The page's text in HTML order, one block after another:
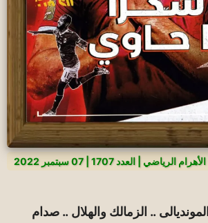
الأهرام الرياضي | العدد 1707 | 07 سبتمبر 2022
.. الزمالك والهلال .. صدام